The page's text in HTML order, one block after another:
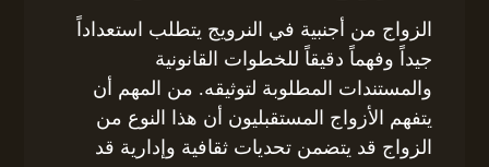
الزواج من أجنبية في النرويج يتطلب استعداداً
جيداً وفهماً دقيقاً للخطوات القانونية
والمستندات المطلوبة لتوثيقه. من المهم أن
يتفهم الأزواج المستقبليون أن هذا النوع من
الزواج قد يتضمن تحديات ثقافية وإدارية قد